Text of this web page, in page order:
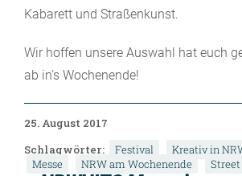
Kabarett und Straßenkunst.
Wir hoffen unsere Auswahl hat euch
ab in’s Wochenende!
25. August 2017
Schlagwörter:
Festival Kreativ in
Messe
NRW am Wochenende Street